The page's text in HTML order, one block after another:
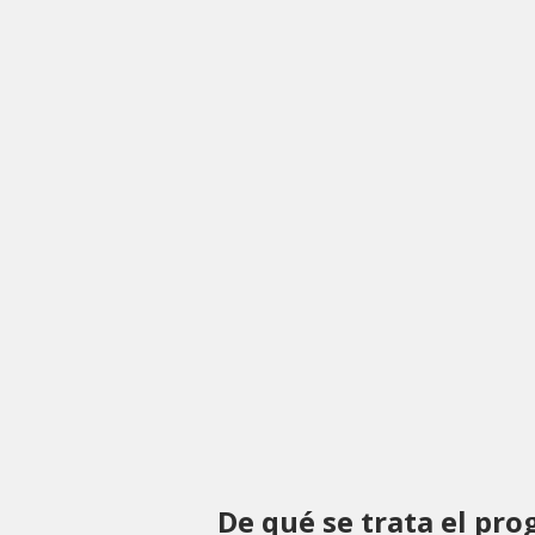
De qué se trata el